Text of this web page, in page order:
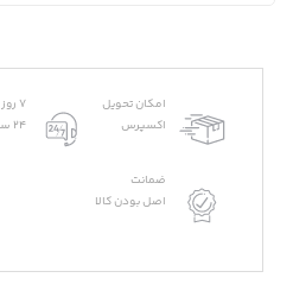
امکان تحویل
اکسپرس
7 روز هفته
24 ساعته
ضمانت
اصل بودن کالا